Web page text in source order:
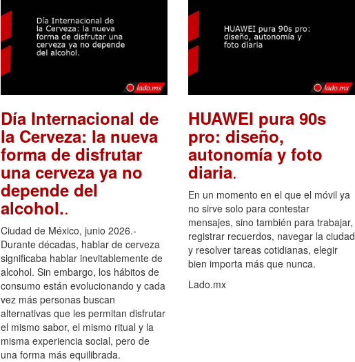
Día Internacional de
la Cerveza: la nueva
forma de disfrutar
una cerveza ya no
depende del
alcohol..
Ciudad de México, junio 2026.-
Durante décadas, hablar de cerveza
significaba hablar inevitablemente de
alcohol. Sin embargo, los hábitos de
consumo están evolucionando y cada
vez más personas buscan
alternativas que les permitan disfrutar
el mismo sabor, el mismo ritual y la
misma experiencia social, pero de
una forma más equilibrada.
HUAWEI pura 90s
pro: diseño,
autonomía y foto
diaria.
En un momento en el que el móvil ya
no sirve solo para contestar
mensajes, sino también para trabajar,
registrar recuerdos, navegar la ciudad
y resolver tareas cotidianas, elegir
bien importa más que nunca.
Lado.mx